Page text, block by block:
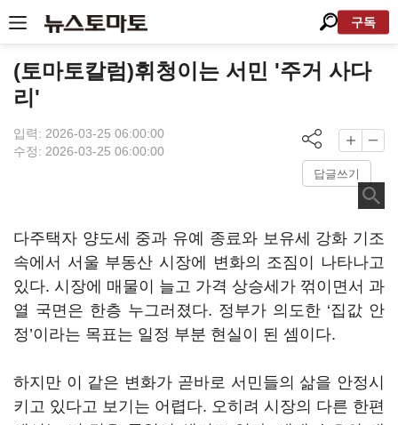
구독
(토마토칼럼)휘청이는 서민 '주거 사다
리'
입력: 2026-03-25 06:00:00
수정: 2026-03-25 06:00:00
답글쓰기
다주택자 양도세 중과 유예 종료와 보유세 강화 기조
속에서 서울 부동산 시장에 변화의 조짐이 나타나고
있다. 시장에 매물이 늘고 가격 상승세가 꺾이면서 과
열 국면은 한층 누그러졌다. 정부가 의도한 ‘집값 안
정’이라는 목표는 일정 부분 현실이 된 셈이다.
하지만 이 같은 변화가 곧바로 서민들의 삶을 안정시
키고 있다고 보기는 어렵다. 오히려 시장의 다른 한편